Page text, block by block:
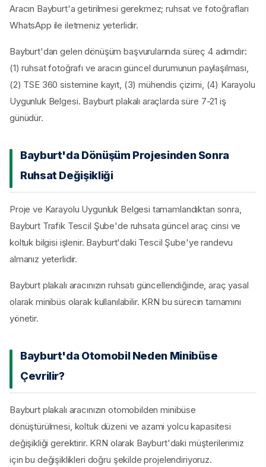
Aracın Bayburt'a getirilmesi gerekmez; ruhsat ve fotoğrafları
WhatsApp ile iletmeniz yeterlidir.
Bayburt'dan gelen dönüşüm başvurularında süreç 4 adımdır:
(1) ruhsat fotoğrafı ve aracın güncel durumunun paylaşılması,
(2) TSE 360 sistemine kayıt, (3) mühendis çizimi, (4) Karayolu
Uygunluk Belgesi. Bayburt plakalı araçlarda süre 7-21 iş
günüdür.
Bayburt'da Dönüşüm Projesinden Sonra
Ruhsat Değişikliği
Proje ve Karayolu Uygunluk Belgesi tamamlandıktan sonra,
Bayburt Trafik Tescil Şube'de ruhsata güncel araç cinsi ve
koltuk bilgisi işlenir. Bayburt'daki Tescil Şube'ye randevu
almanız yeterlidir.
Bayburt plakalı aracınızın ruhsatı güncellendiğinde, araç yasal
olarak minibüs olarak kullanılabilir. KRN bu sürecin tamamını
yönetir.
Bayburt'da Otomobil Neden Minibüse
Çevrilir?
Bayburt plakalı aracınızın otomobilden minibüse
dönüştürülmesi, koltuk düzeni ve azami yolcu kapasitesi
değişikliği gerektirir. KRN olarak Bayburt'daki müşterilerimiz
için bu değişiklikleri doğru şekilde projelendiriyoruz.